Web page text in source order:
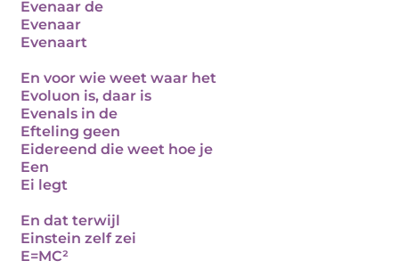
Evenaar de
Evenaar
Evenaart
En voor wie weet waar het
Evoluon is, daar is
Evenals in de
Efteling geen
Eidereend die weet hoe je
Een
Ei legt
En dat terwijl
Einstein zelf zei
E=MC²